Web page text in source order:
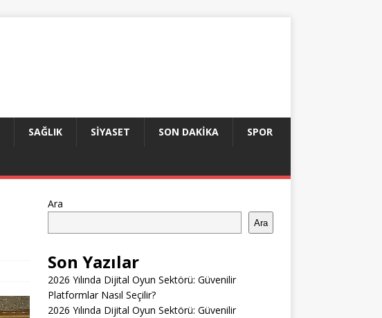
SAĞLIK SIYASET SON DAKIKA SPOR
Ara
Ara
Son Yazılar
2026 Yılında Dijital Oyun Sektörü: Güvenilir
Platformlar Nasıl Seçilir?
2026 Yılında Dijital Oyun Sektörü: Güvenilir